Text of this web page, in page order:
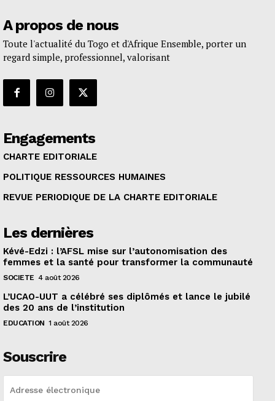
A propos de nous
Toute l'actualité du Togo et d'Afrique Ensemble, porter un
regard simple, professionnel, valorisant
Engagements
CHARTE EDITORIALE
POLITIQUE RESSOURCES HUMAINES
REVUE PERIODIQUE DE LA CHARTE EDITORIALE
Les dernières
Kévé-Edzi : l’AFSL mise sur l’autonomisation des
femmes et la santé pour transformer la communauté
SOCIETE 4 août 2026
L’UCAO-UUT a célébré ses diplômés et lance le jubilé
des 20 ans de l’institution
EDUCATION 1 août 2026
Souscrire